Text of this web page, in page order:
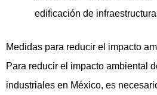
edificación de
Medidas para reducir el impacto
Para reducir el impacto ambiental
industriales en México, es